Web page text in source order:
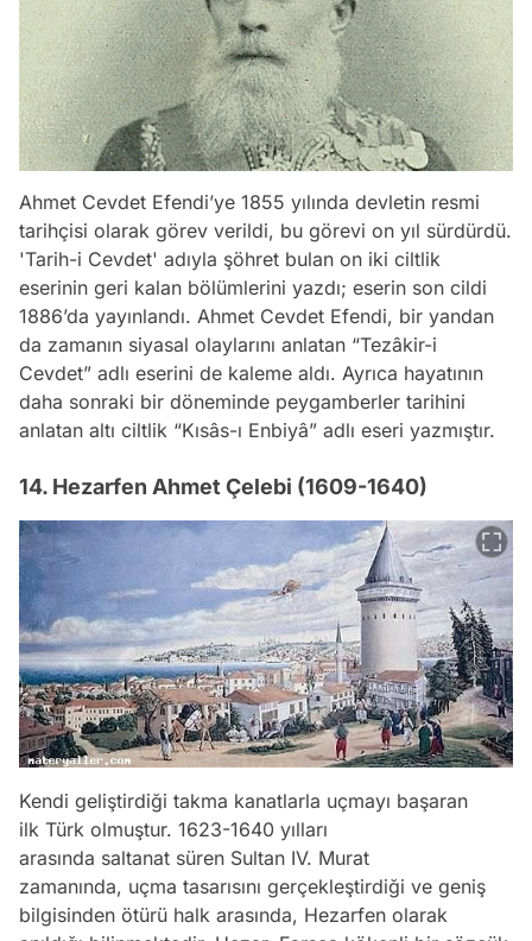
Ahmet Cevdet Efendi’ye 1855 yılında devletin resmi
tarihçisi olarak görev verildi, bu görevi on yıl sürdürdü.
'Tarih-i Cevdet' adıyla şöhret bulan on iki ciltlik
eserinin geri kalan bölümlerini yazdı; eserin son cildi
1886’da yayınlandı. Ahmet Cevdet Efendi, bir yandan
da zamanın siyasal olaylarını anlatan “Tezâkir-i
Cevdet” adlı eserini de kaleme aldı. Ayrıca hayatının
daha sonraki bir döneminde peygamberler tarihini
anlatan altı ciltlik “Kısâs-ı Enbiyâ” adlı eseri yazmıştır.
14. Hezarfen Ahmet Çelebi (1609-1640)
Kendi geliştirdiği takma kanatlarla uçmayı başaran
ilk Türk olmuştur. 1623-1640 yılları
arasında saltanat süren Sultan IV. Murat
zamanında, uçma tasarısını gerçekleştirdiği ve geniş
bilgisinden ötürü halk arasında, Hezarfen olarak